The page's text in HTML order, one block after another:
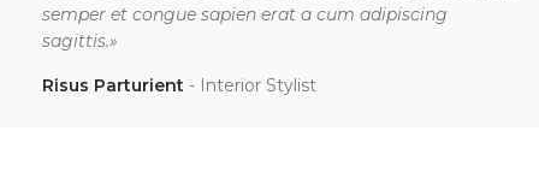
semper et congue sapien erat a cum adipiscing
sagittis.»
Risus Parturient Interior Stylist